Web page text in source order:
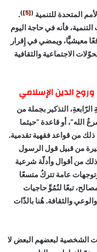
المتحدة للتنمية (
[5]
)
.
فأنه في حاجة اليوم
معيشيًّا، ويمضي في إِقرار
الاجتماعية والثقافية
وروح الدين الإسلامي
التذكير بجملة من
الله”، أو قاعدة “حيثما
ذلك من قواعد فقهية تقدمية.
من قبيل قول الرسول
من أقوال وأدلّة شرعية
عامة تتركُ متسعًا
تبعًا لنُمُوِّ حاجيات
والثقافة. هُنا بالذّات
الشخصية لبعضهم البعض لا